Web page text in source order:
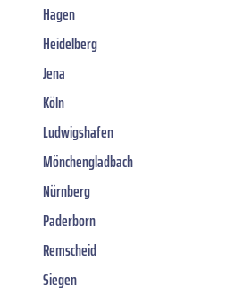
Hagen
Heidelberg
Jena
Köln
Ludwigshafen
Mönchengladbach
Nürnberg
Paderborn
Remscheid
Siegen